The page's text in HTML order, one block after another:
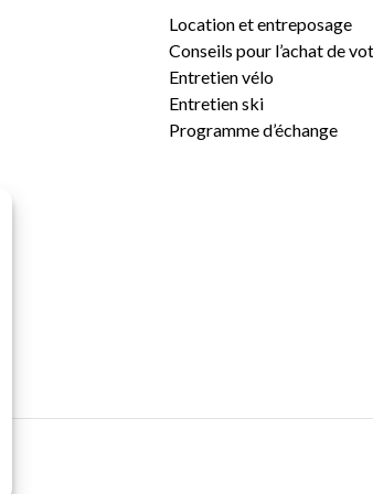
Location et entreposage
Conseils pour l’achat de
Entretien vélo
Entretien ski
Programme d’échange